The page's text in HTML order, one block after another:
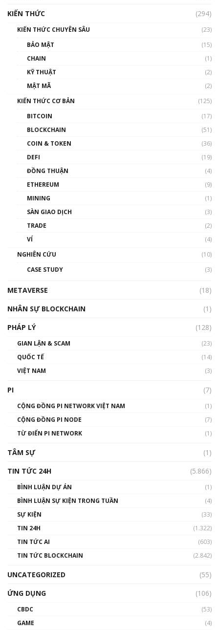
00:43:47
như thể nào?
00:39:31
Phổ cập Blockchain
thống & Crypto qua các cuộc chiến | Phổ cập
01:32:59
gió ấm
Talkshow 14: MemeCoin – Trò đùa tỷ đô
01:29:26
KIẾN THỨC
(294)
KIẾN THỨC CHUYÊN SÂU
(23)
BẢO MẬT
(15)
CHAIN
(1)
KỸ THUẬT
(2)
MẬT MÃ
(2)
KIẾN THỨC CƠ BẢN
(125)
BITCOIN
(17)
BLOCKCHAIN
(51)
COIN & TOKEN
(36)
DEFI
(19)
ĐỒNG THUẬN
(4)
ETHEREUM
(9)
MINING
(1)
SÀN GIAO DỊCH
(3)
TRADE
(2)
VÍ
(4)
NGHIÊN CỨU
(10)
CASE STUDY
(3)
METAVERSE
(18)
NHÂN SỰ BLOCKCHAIN
(1)
PHÁP LÝ
(128)
GIAN LẬN & SCAM
(23)
QUỐC TẾ
(14)
VIỆT NAM
(3)
PI (7)
CỘNG ĐỒNG PI NETWORK VIỆT NAM
(1)
CỘNG ĐỒNG PI NODE
(7)
TỪ ĐIỂN PI NETWORK
(1)
TÂM SỰ
(1)
TIN TỨC 24H
(5.866)
BÌNH LUẬN DỰ ÁN
(1)
BÌNH LUẬN SỰ KIỆN TRONG TUẦN
(4)
SỰ KIỆN
(33)
TIN 24H
(1.322)
TIN TỨC AI
(603)
TIN TỨC BLOCKCHAIN
(2.842)
UNCATEGORIZED
(55)
ỨNG DỤNG
(106)
CBDC
(53)
GAME
(4)